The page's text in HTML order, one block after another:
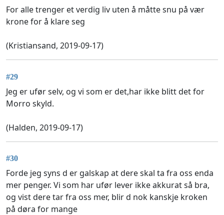
For alle trenger et verdig liv uten å måtte snu på vær
krone for å klare seg
(Kristiansand, 2019-09-17)
#29
Jeg er ufør selv, og vi som er det,har ikke blitt det for
Morro skyld.
(Halden, 2019-09-17)
#30
Forde jeg syns d er galskap at dere skal ta fra oss enda
mer penger. Vi som har ufør lever ikke akkurat så bra,
og vist dere tar fra oss mer, blir d nok kanskje kroken
på døra for mange